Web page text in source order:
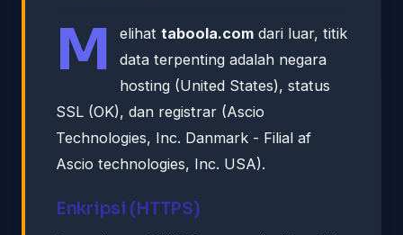
M elihat taboola.com dari luar, titik
data terpenting adalah negara
hosting (United States), status
SSL (OK), dan registrar (Ascio
Technologies, Inc. Danmark - Filial af
Ascio technologies, Inc. USA).
Enkripsi (HTTPS)